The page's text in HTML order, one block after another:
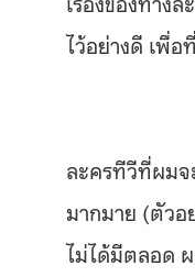
ไว้อย่างดี เพื่อ
ละครทีวีที่ผมจ
มากมาย (ตัวอ
ไม่ได้มีตลอด